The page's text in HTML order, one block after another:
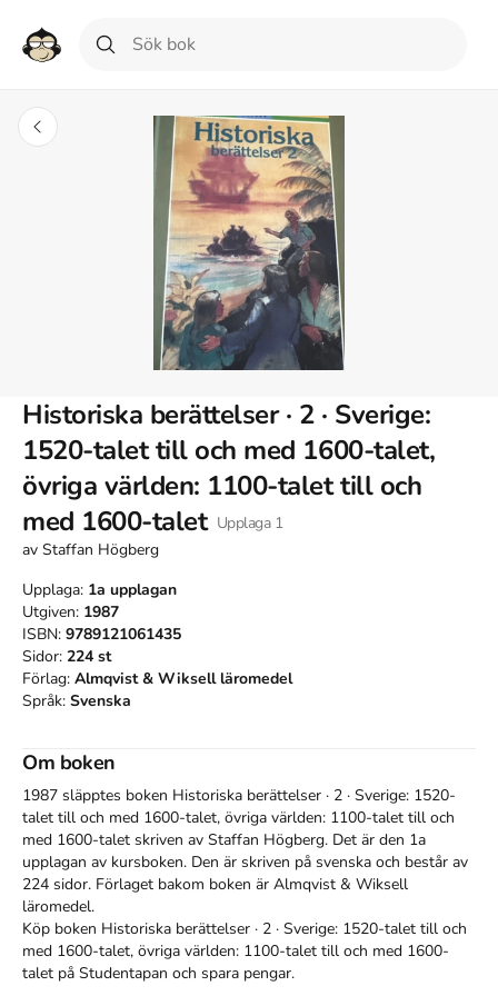
Historiska berättelser · 2 · Sverige:
1520-talet till och med 1600-talet,
övriga världen: 1100-talet till och
med 1600-talet Upplaga 1
av Staffan Högberg
Upplaga: 1a upplagan
Utgiven: 1987
ISBN: 9789121061435
Sidor: 224 st
Förlag: Almqvist & Wiksell läromedel
Språk: Svenska
Om boken
1987 släpptes boken Historiska berättelser · 2 · Sverige: 1520-
talet till och med 1600-talet, övriga världen: 1100-talet till och
med 1600-talet skriven av Staffan Högberg. Det är den 1a
upplagan av kursboken. Den är skriven på svenska och består av
224 sidor. Förlaget bakom boken är Almqvist & Wiksell
läromedel.
Köp boken Historiska berättelser · 2 · Sverige: 1520-talet till och
med 1600-talet, övriga världen: 1100-talet till och med 1600-
talet på Studentapan och spara pengar.